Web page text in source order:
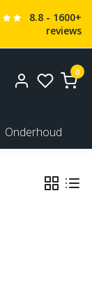
8.8 - 1600+
reviews
0
Onderhoud